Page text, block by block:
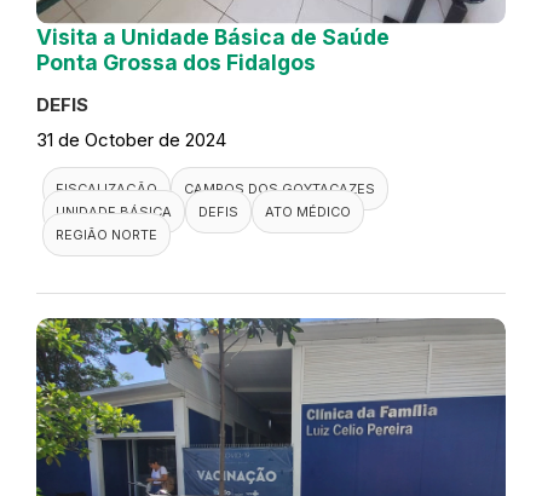
Visita a Unidade Básica de Saúde
Ponta Grossa dos Fidalgos
DEFIS
31 de October de 2024
FISCALIZAÇÃO
CAMPOS DOS GOYTACAZES
UNIDADE BÁSICA
DEFIS
ATO MÉDICO
REGIÃO NORTE